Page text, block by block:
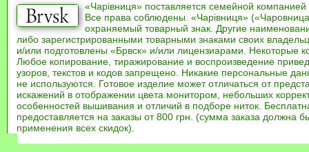
«Чарівниця» поставляется семейной компанией
Все права соблюдены. «Чарівниця»
охраняемый товарный знак. Другие
либо зарегистрированными товарными знаками своих
и/или подготовлены «Брвск» и/или лицензиарами. Некоторые
Любое копирование, тиражирование и воспроизведение
узоров, текстов и кодов запрещено. Никакие персональные
не используются. Готовое изделие может отличаться от
искажений в отображении цвета монитором, небольших
особенностей вышивания и отличий в подборе ниток.
предоставляется на заказы от 800 грн. (сумма заказа должна
применения всех скидок).